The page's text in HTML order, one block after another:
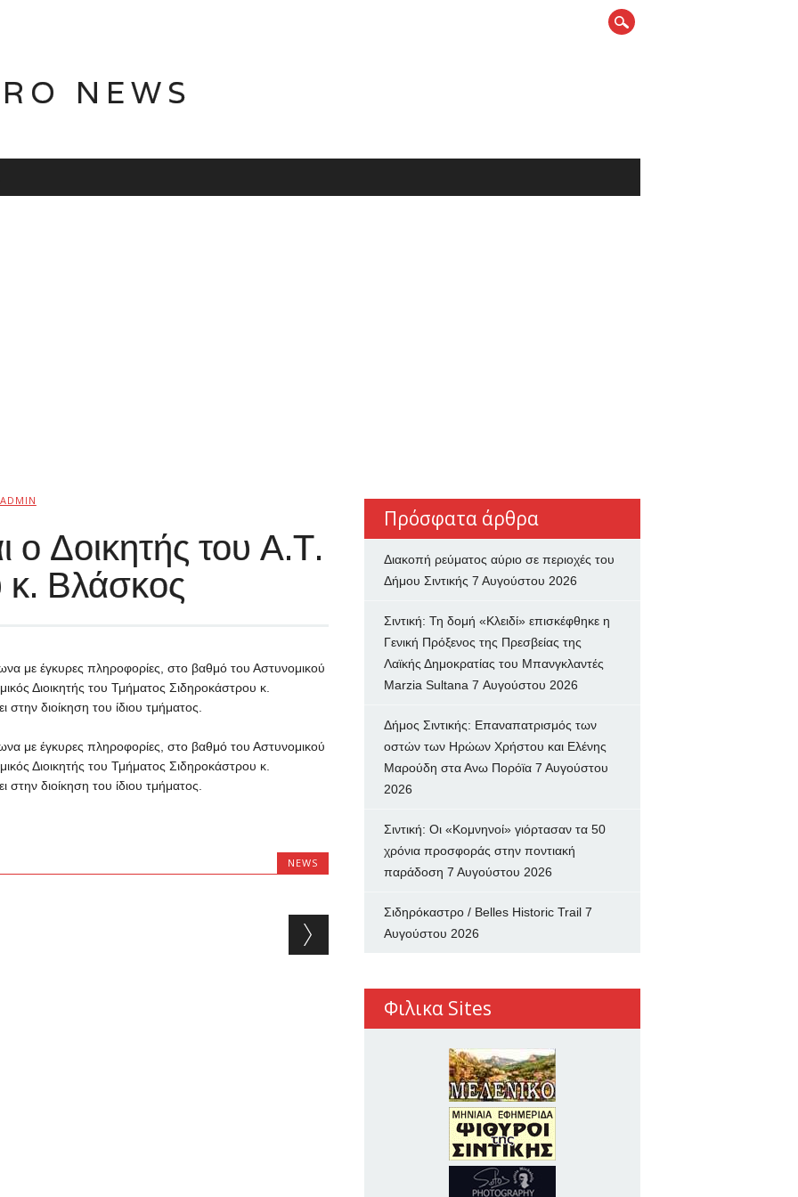
NEWS
Δοικητής του Α.Τ.
κ. Βλάσκος
με έγκυρες πληροφορίες, στο βαθμό του Αστυνομικού
Διοικητής του Τμήματος Σιδηροκάστρου κ.
διοίκηση του ίδιου τμήματος.
με έγκυρες πληροφορίες, στο βαθμό του Αστυνομικού
Διοικητής του Τμήματος Σιδηροκάστρου κ.
διοίκηση του ίδιου τμήματος.
NEWS
Πρόσφατα άρθρα
Διακοπή ρεύματος αύριο σε περιοχές του
Δήμου Σιντικής 7 Αυγούστου 2026
Σιντική: Τη δομή «Κλειδί» επισκέφθηκε η
Γενική Πρόξενος της Πρεσβείας της
Λαϊκής Δημοκρατίας του Μπανγκλαντές
Marzia Sultana 7 Αυγούστου 2026
Δήμος Σιντικής: Επαναπατρισμός των
oστών των Ηρώων Χρήστου και Ελένης
Μαρούδη στα Ανω Πορόϊα 7 Αυγούστου
2026
Σιντική: Οι «Κομνηνοί» γιόρτασαν τα 50
χρόνια προσφοράς στην ποντιακή
παράδοση 7 Αυγούστου 2026
Σιδηρόκαστρο / Belles Historic Trail 7
Αυγούστου 2026
Φιλικα Sites